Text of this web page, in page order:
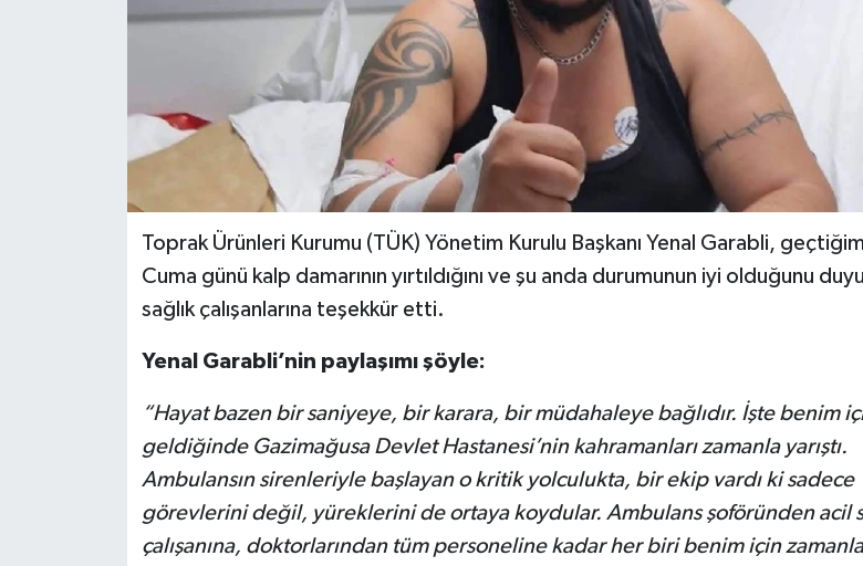
Toprak Ürünleri Kurumu (TÜK) Yönetim Kurulu Başkanı Yenal Garabli,
Cuma günü kalp damarının yırtıldığını ve şu anda durumunun iyi olduğunu
sağlık çalışanlarına teşekkür etti.
Yenal Garabli’nin paylaşımı şöyle:
“Hayat bazen bir saniyeye, bir karara, bir müdahaleye bağlıdır. İşte benim
geldiğinde Gazimağusa Devlet Hastanesi’nin kahramanları zamanla yarıştı.
Ambulansın sirenleriyle başlayan o kritik yolculukta, bir ekip vardı ki sadece
görevlerini değil, yüreklerini de ortaya koydular. Ambulans şoföründen acil
çalışanına, doktorlarından tüm personeline kadar her biri benim için zamanla